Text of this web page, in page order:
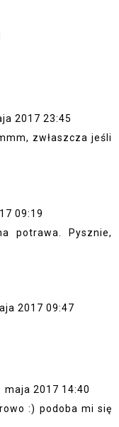
2017 23:45
zwłaszcza jeśli
09:19
potrawa. Pysznie,
2017 09:47
maja 2017 14:40
:) podoba mi się